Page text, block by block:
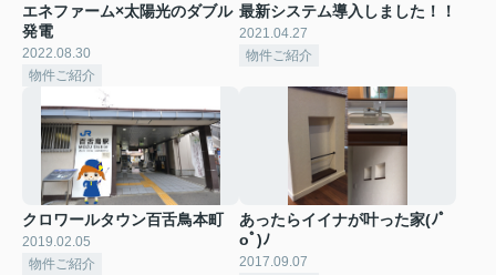
エネファーム×太陽光のダブル
発電
2022.08.30
物件ご紹介
最新システム導入しました！！
2021.04.27
物件ご紹介
クロワールタウン百舌鳥本町
2019.02.05
物件ご紹介
あったらイイナが叶った家(ﾉﾟ
οﾟ)ﾉ
2017.09.07